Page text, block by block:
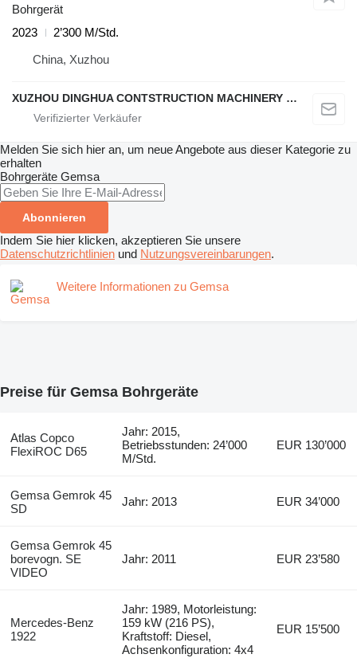
Bohrgerät
2023
2’300 M/Std.
China, Xuzhou
XUZHOU DINGHUA CONTSTRUCTION MACHINERY CO., LTD.
Melden Sie sich hier an, um neue Angebote aus dieser Kategorie zu
erhalten
Bohrgeräte Gemsa
Abonnieren
Indem Sie hier klicken, akzeptieren Sie unsere
Datenschutzrichtlinien und Nutzungsvereinbarungen.
Weitere Informationen zu Gemsa
Preise für Gemsa Bohrgeräte
Atlas Copco
FlexiROC D65
Jahr: 2015,
Betriebsstunden: 24’000
M/Std.
EUR 130’000
Gemsa Gemrok 45
SD
Jahr: 2013 EUR 34’000
Gemsa Gemrok 45
borevogn. SE
VIDEO
Jahr: 2011 EUR 23’580
Mercedes-Benz
1922
Jahr: 1989, Motorleistung:
159 kW (216 PS),
Kraftstoff: Diesel,
Achsenkonfiguration: 4x4
EUR 15’500